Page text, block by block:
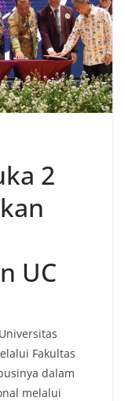
2
UC
Universitas
Fakultas
dalam
melalui